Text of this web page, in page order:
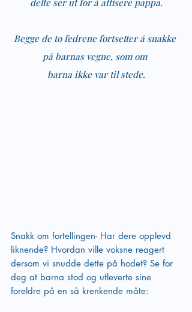
dette ser ut for å affisere pappa.
Begge de to fedrene fortsetter å snakke
på barnas vegne, som om
barna ikke var til stede.
Snakk om fortellingen- Har dere opplevd
liknende? Hvordan ville voksne reagert
dersom vi snudde dette på hodet? Se for
deg at barna stod og utleverte sine
foreldre på en så krenkende måte: